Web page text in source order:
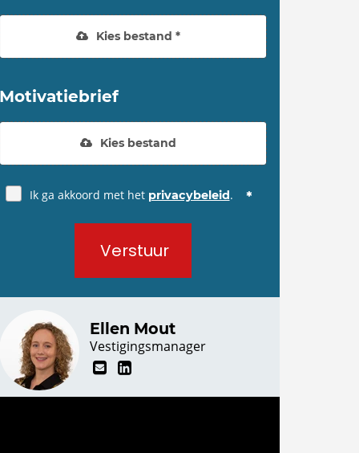
Ellen Mout
Vestigingsmanager
Kies bestand *
Motivatiebrief
Kies bestand
Ik ga akkoord met het privacybeleid.
Verstuur